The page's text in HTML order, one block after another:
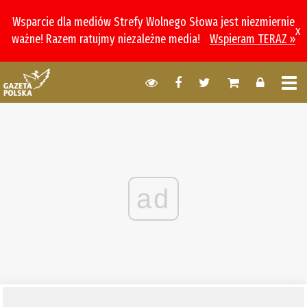
Wsparcie dla mediów Strefy Wolnego Słowa jest niezmiernie
ważne! Razem ratujmy niezależne media!
Wspieram TERAZ »
x
ad